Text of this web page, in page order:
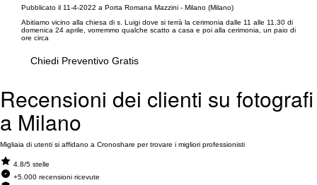
Pubblicato il 11-4-2022 a Porta Romana Mazzini - Milano (Milano)
Abitiamo vicino alla chiesa di s. Luigi dove si terrà la cerimonia dalle 11 alle 11.30 di
domenica 24 aprile, vorremmo qualche scatto a casa e poi alla cerimonia, un paio di
ore circa
Chiedi Preventivo Gratis
Recensioni dei clienti su fotografi
a Milano
Migliaia di utenti si affidano a Cronoshare per trovare i migliori professionisti
4.8/5 stelle
+5.000 recensioni ricevute